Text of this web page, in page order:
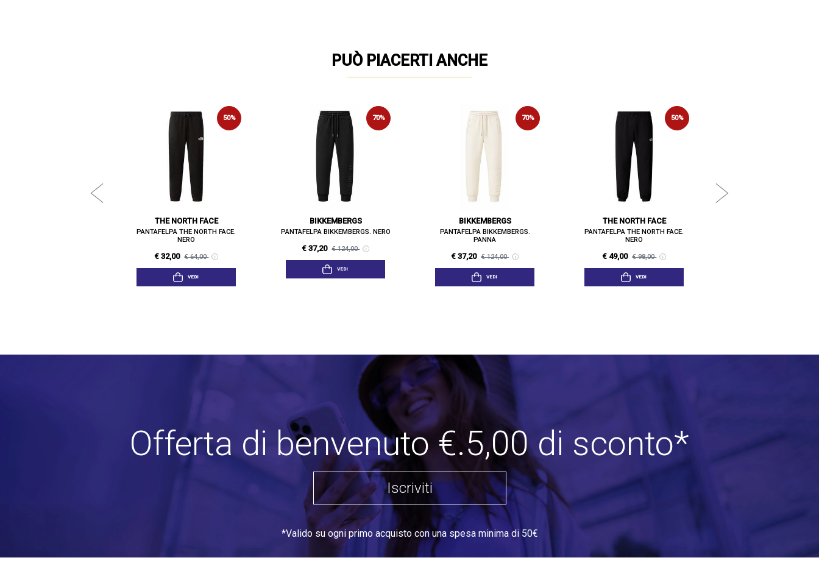
PUÒ PIACERTI ANCHE
50%
THE NORTH FACE
PANTAFELPA THE NORTH FACE.
NERO
€ 32,00 € 64,00
VEDI
70%
BIKKEMBERGS
PANTAFELPA BIKKEMBERGS. NERO
€ 37,20 € 124,00
VEDI
70%
BIKKEMBERGS
PANTAFELPA BIKKEMBERGS.
PANNA
€ 37,20 € 124,00
VEDI
50%
THE NORTH FACE
PANTAFELPA THE NORTH FACE.
NERO
€ 49,00 € 98,00
VEDI
Offerta di benvenuto €.5,00 di sconto*
Iscriviti
*Valido su ogni primo acquisto con una spesa minima di 50€